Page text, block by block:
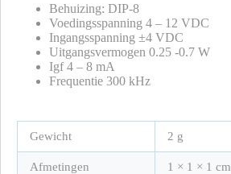
Behuizing: DIP-8
Voedingsspanning 4 – 12 VDC
Ingangsspanning ±4 VDC
Uitgangsvermogen 0.25 -0.7 W
Igf 4 – 8 mA
Frequentie 300 kHz
Gewicht 2 g
Afmetingen 1 × 1 × 1 cm